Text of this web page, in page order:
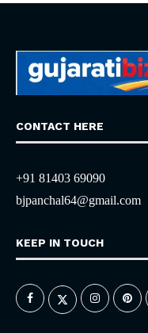
CONTACT HERE
+91 81403 69090
bjpanchal64@gmail.com
KEEP IN TOUCH